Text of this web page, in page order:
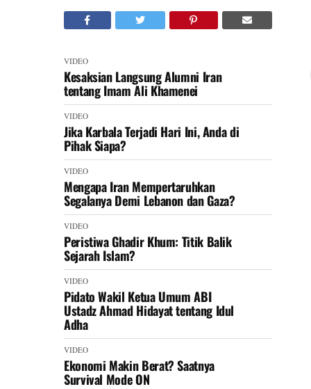
VIDEO
Kesaksian Langsung Alumni Iran
tentang Imam Ali Khamenei
VIDEO
Jika Karbala Terjadi Hari Ini, Anda di
Pihak Siapa?
VIDEO
Mengapa Iran Mempertaruhkan
Segalanya Demi Lebanon dan Gaza?
VIDEO
Peristiwa Ghadir Khum: Titik Balik
Sejarah Islam?
VIDEO
Pidato Wakil Ketua Umum ABI
Ustadz Ahmad Hidayat tentang Idul
Adha
VIDEO
Ekonomi Makin Berat? Saatnya
Survival Mode ON